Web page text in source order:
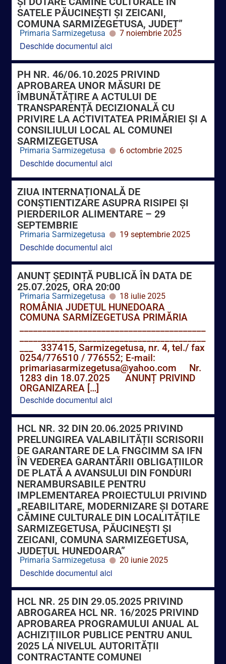
Deschide documentul aici
PH NR. 46/06.10.2025 PRIVIND
APROBAREA UNOR MĂSURI DE
ÎMBUNĂTĂȚIRE A ACTULUI DE
TRANSPARENȚĂ DECIZIONALĂ CU
PRIVIRE LA ACTIVITATEA PRIMĂRIEI ȘI A
CONSILIULUI LOCAL AL COMUNEI
SARMIZEGETUSA
Primaria Sarmizegetusa 6 octombrie 2025
Deschide documentul aici
ZIUA INTERNAȚIONALĂ DE
CONȘTIENTIZARE ASUPRA RISIPEI ȘI
PIERDERILOR ALIMENTARE – 29
SEPTEMBRIE
Primaria Sarmizegetusa 19 septembrie 2025
Deschide documentul aici
ANUNȚ ȘEDINȚĂ PUBLICĂ ÎN DATA DE
25.07.2025, ORA 20:00
Primaria Sarmizegetusa 18 iulie 2025
ROMÂNIA JUDEȚUL HUNEDOARA
COMUNA SARMIZEGETUSA PRIMĂRIA
_________________________________________
_________________________________________
___ 337415, Sarmizegetusa, nr. 4, tel./ fax
primariasarmizegetusa@yahoo.com Nr.
1283 din 18.07.2025 ANUNȚ PRIVIND
ORGANIZAREA […]
Deschide documentul aici
HCL NR. 32 DIN 20.06.2025 PRIVIND
PRELUNGIREA VALABILITĂȚII SCRISORII
DE GARANTARE DE LA FNGCIMM SA IFN
ÎN VEDEREA GARANTĂRII OBLIGAȚIILOR
DE PLATĂ A AVANSULUI DIN FONDURI
NERAMBURSABILE PENTRU
IMPLEMENTAREA PROIECTULUI PRIVIND
„REABILITARE, MODERNIZARE ȘI DOTARE
CĂMINE CULTURALE DIN LOCALITĂȚILE
SARMIZEGETUSA, PĂUCINEȘTI ȘI
ZEICANI, COMUNA SARMIZEGETUSA,
JUDEȚUL HUNEDOARA”
Primaria Sarmizegetusa 20 iunie 2025
Deschide documentul aici
HCL NR. 25 DIN 29.05.2025 PRIVIND
ABROGAREA HCL NR. 16/2025 PRIVIND
APROBAREA PROGRAMULUI ANUAL AL
ACHIZIȚIILOR PUBLICE PENTRU ANUL
2025 LA NIVELUL AUTORITĂȚII
CONTRACTANTE COMUNEI
SARMIZEGETUSA
Primaria Sarmizegetusa 6 iunie 2025
Deschide documentul aici